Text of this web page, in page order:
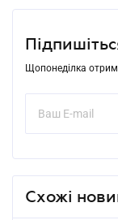
Щопонеділка
Схожі